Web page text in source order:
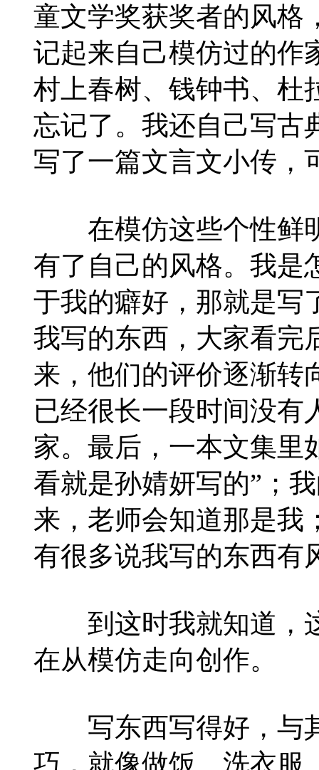
童文学奖获奖者的风格
记起来自己模仿过的作
村上春树、钱钟书、
忘记了。我还自己写古
写了一篇文言文小传，
在模仿这些个性鲜
有了自己的风格。我是
于我的癖好，那就是写
我写的东西，大家看完
来，他们的评价逐渐转
已经很长一段时间没有
家。最后，一本文集里
看就是孙婧妍写的”；
来，老师会知道那是我
有很多说我写的东西有
到这时我就知道，
在从模仿走向创作。
写东西写得好，与
巧，就像做饭、洗衣服